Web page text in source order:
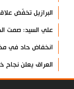
البرازيل تخفّض
علي السيد: صمت
انخفاض حاد في
العراق يعلن نجاح
رضائي: إيران